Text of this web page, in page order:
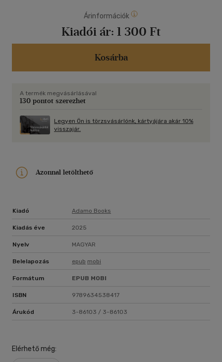
Árinformációk
Kiadói ár: 1 300 Ft
Kosárba
A termék megvásárlásával
130 pontot szerezhet
Legyen Ön is törzsvásárlónk, kártyájára akár 10%
visszajár.
Azonnal letölthető
Kiadó Adamo Books
Kiadás éve 2025
Nyelv MAGYAR
Belelapozás epub mobi
Formátum EPUB MOBI
ISBN 9789634538417
Árukód 3-86103 / 3-86103
Elérhető még: